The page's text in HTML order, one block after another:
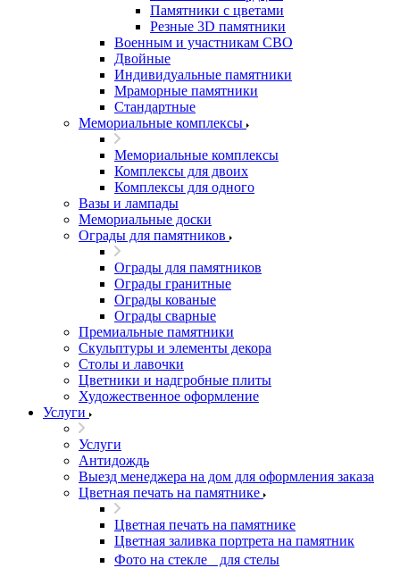
Памятники с цветами
Резные 3D памятники
Военным и участникам СВО
Двойные
Индивидуальные памятники
Мраморные памятники
Стандартные
Мемориальные комплексы
Мемориальные комплексы
Комплексы для двоих
Комплексы для одного
Вазы и лампады
Мемориальные доски
Ограды для памятников
Ограды для памятников
Ограды гранитные
Ограды кованые
Ограды сварные
Премиальные памятники
Скульптуры и элементы декора
Столы и лавочки
Цветники и надгробные плиты
Художественное оформление
Услуги
Услуги
Антидождь
Выезд менеджера на дом для оформления заказа
Цветная печать на памятнике
Цветная печать на памятнике
Цветная заливка портрета на памятник
Фото на стекле для стелы